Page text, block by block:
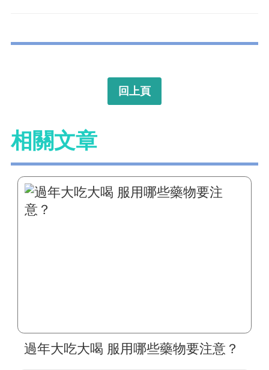
回上頁
相關文章
過年大吃大喝 服用哪些藥物要注意？